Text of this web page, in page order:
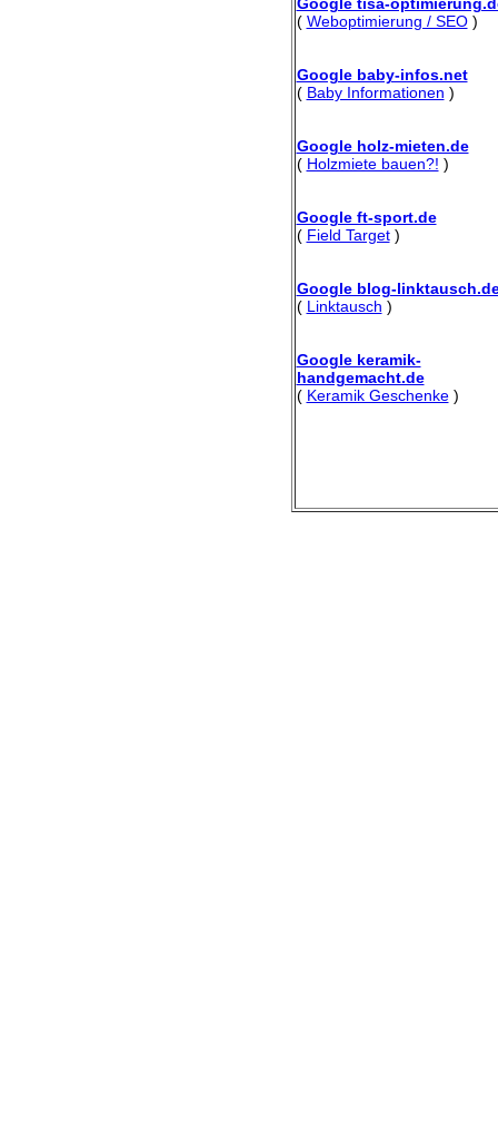
( Weboptimierung / SEO)
Google baby-infos.net
( Baby Informationen )
Google holz-mieten.de
( Holzmiete bauen?! )
Google ft-sport.de
( Field Target)
Google blog-
( Linktausch )
Google keramik-
handgemacht.de
( Keramik Geschenke)